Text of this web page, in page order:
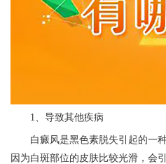
1、导致其他疾病
白癜风是黑色素脱失引起的一种
因为白斑部位的皮肤比较光滑，会